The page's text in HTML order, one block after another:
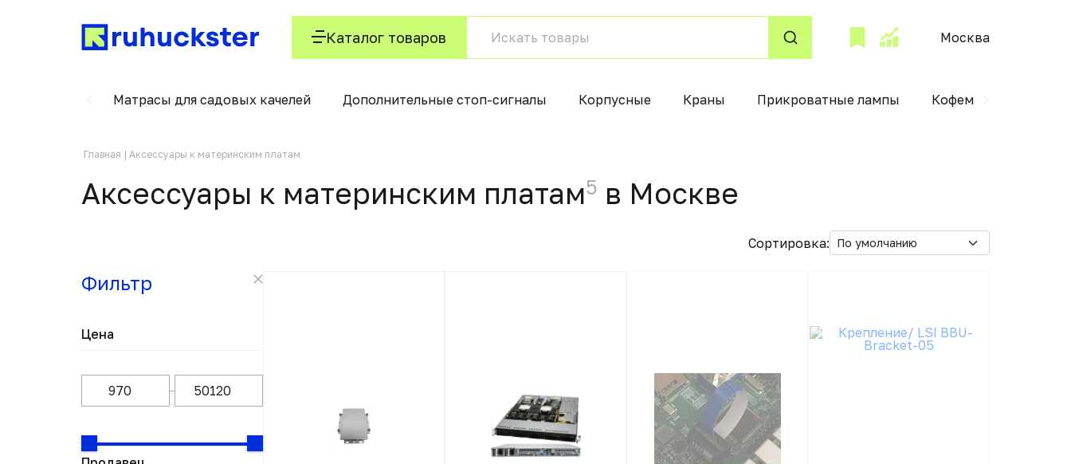
Каталог товаров Москва
Матрасы для садовых качелей Дополнительные стоп-сигналы Корпусные Краны Прикроватные лампы Кофемашины
Главная Аксессуары к материнским платам
Аксессуары к материнским платам5 в Москвe
Сортировка:
Фильтр
Цена